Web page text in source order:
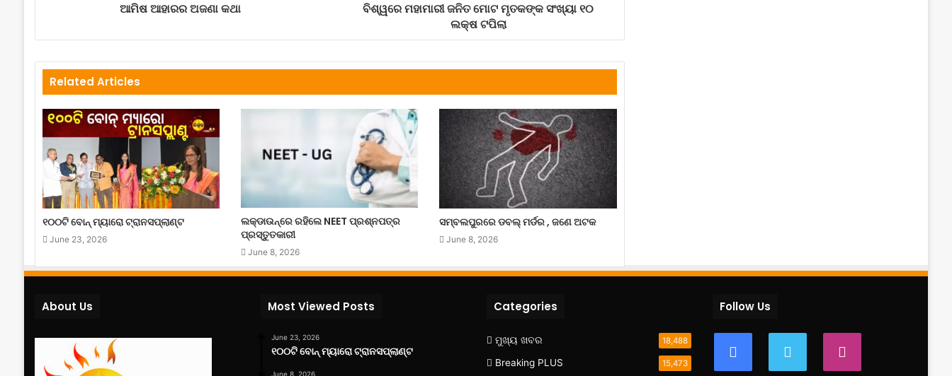
ଆମିଷ ଆହାରର ଅଜଣା କଥା
ବିଶ୍ୱରେ ମହାମାରୀ ଜନିତ ମୋଟ ମୃତକଙ୍କ ସଂଖ୍ୟା ୧୦
ଲକ୍ଷ ଟପିଲା
Related Articles
୧୦୦ଟି ବୋନ୍ ମ୍ୟାରୋ ଟ୍ରାନସପ୍ଲାଣ୍ଟ
June 23, 2026
ଲକ୍‌ଡାଉନ୍‌ରେ ରହିଲେ NEET ପ୍ରଶ୍ନପତ୍ର
ପ୍ରସ୍ତୁତକାରୀ
June 8, 2026
ସମ୍ବଲପୁରରେ ଡବଲ୍ ମର୍ଡର , ଜଣେ ଅଟକ
June 8, 2026
About Us Most Viewed Posts
June 23, 2026
୧୦୦ଟି ବୋନ୍ ମ୍ୟାରୋ ଟ୍ରାନସପ୍ଲାଣ୍ଟ
June 8, 2026
Categories
ମୁଖ୍ୟ ଖବର 18,488
Breaking PLUS 15,473
Follow Us